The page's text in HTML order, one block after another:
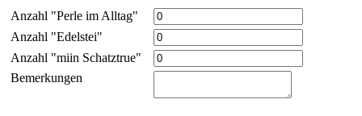
Anzahl "Perle im Alltag"
Anzahl "Edelstei"
Anzahl "miin Schatztrue"
Bemerkungen